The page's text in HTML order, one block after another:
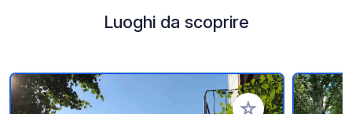
Luoghi da scoprire